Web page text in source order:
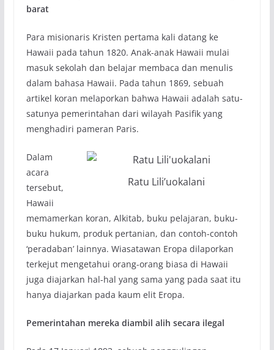
barat
Para misionaris Kristen pertama kali datang ke
Hawaii pada tahun 1820. Anak-anak Hawaii mulai
masuk sekolah dan belajar membaca dan menulis
dalam bahasa Hawaii. Pada tahun 1869, sebuah
artikel koran melaporkan bahwa Hawaii adalah satu-
satunya pemerintahan dari wilayah Pasifik yang
menghadiri pameran Paris.
Ratu Lili’uokalani
Dalam
acara
tersebut,
Hawaii
memamerkan koran, Alkitab, buku pelajaran, buku-
buku hukum, produk pertanian, dan contoh-contoh
‘peradaban’ lainnya. Wiasatawan Eropa dilaporkan
terkejut mengetahui orang-orang biasa di Hawaii
juga diajarkan hal-hal yang sama yang pada saat itu
hanya diajarkan pada kaum elit Eropa.
Pemerintahan mereka diambil alih secara ilegal